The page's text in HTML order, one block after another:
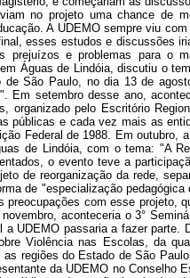
no projeto uma chance de
A UDEMO sempre viu
esses estudos e discussões
prejuízos e problemas para o
Águas de Lindóia, discutiu o
de São Paulo, no dia 13 de
Em setembro desse ano,
organizado pelo Escritório
públicas e cada vez mais as
Federal de 1988. Em outubro,
de Lindóia, com o tema: "A
o evento teve a
de reorganização da rede,
de "especialização
preocupações com esse projeto,
aconteceria o 3°
a UDEMO passaria a fazer parte.
Violência nas Escolas, da
regiões do Estado de São
da UDEMO no Conselho